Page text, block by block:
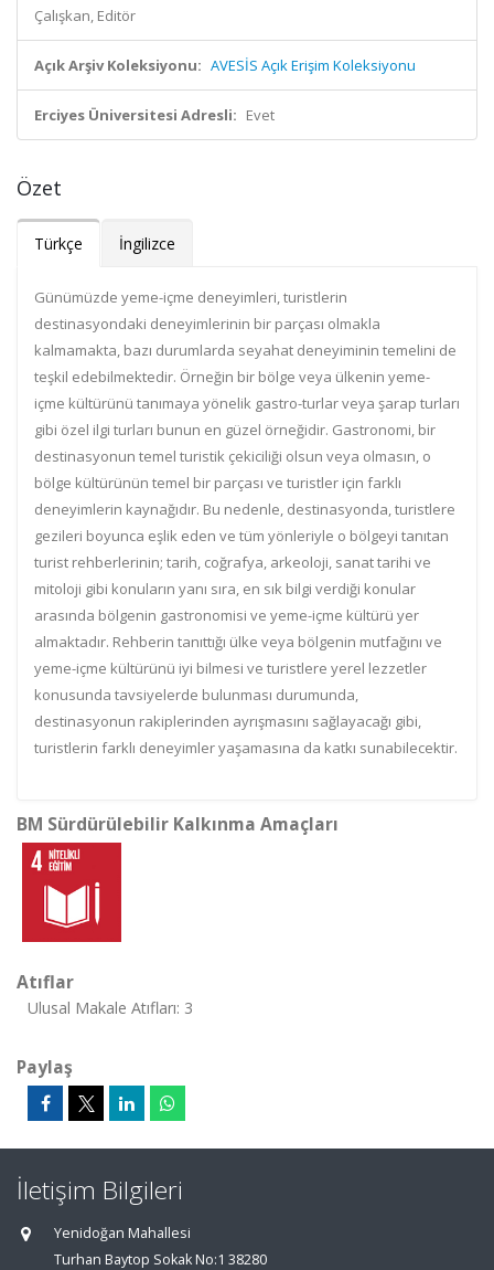
Çalışkan, Editör
Açık Arşiv Koleksiyonu: AVESİS Açık Erişim Koleksiyonu
Erciyes Üniversitesi Adresli: Evet
Özet
Türkçe İngilizce
Günümüzde yeme-içme deneyimleri, turistlerin
destinasyondaki deneyimlerinin bir parçası olmakla
kalmamakta, bazı durumlarda seyahat deneyiminin temelini de
teşkil edebilmektedir. Örneğin bir bölge veya ülkenin yeme-
içme kültürünü tanımaya yönelik gastro-turlar veya şarap turları
gibi özel ilgi turları bunun en güzel örneğidir. Gastronomi, bir
destinasyonun temel turistik çekiciliği olsun veya olmasın, o
bölge kültürünün temel bir parçası ve turistler için farklı
deneyimlerin kaynağıdır. Bu nedenle, destinasyonda, turistlere
gezileri boyunca eşlik eden ve tüm yönleriyle o bölgeyi tanıtan
turist rehberlerinin; tarih, coğrafya, arkeoloji, sanat tarihi ve
mitoloji gibi konuların yanı sıra, en sık bilgi verdiği konular
arasında bölgenin gastronomisi ve yeme-içme kültürü yer
almaktadır. Rehberin tanıttığı ülke veya bölgenin mutfağını ve
yeme-içme kültürünü iyi bilmesi ve turistlere yerel lezzetler
konusunda tavsiyelerde bulunması durumunda,
destinasyonun rakiplerinden ayrışmasını sağlayacağı gibi,
turistlerin farklı deneyimler yaşamasına da katkı sunabilecektir.
BM Sürdürülebilir Kalkınma Amaçları
Atıflar
Ulusal Makale Atıfları: 3
Paylaş
İletişim Bilgileri
Yenidoğan Mahallesi
Turhan Baytop Sokak No:1 38280